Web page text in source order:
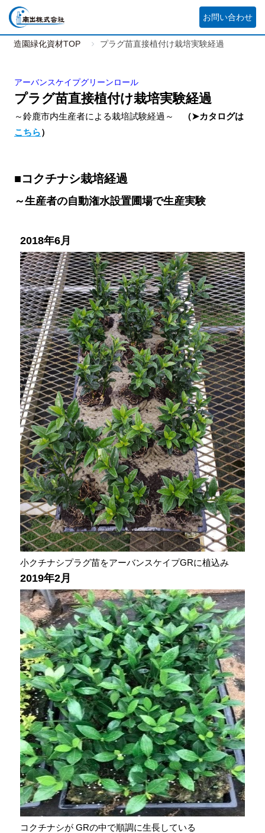
お問い合わせ
造園緑化資材TOP プラグ苗直接植付け栽培実験経過
アーバンスケイプグリーンロール
プラグ苗直接植付け栽培実験経過
～鈴鹿市内生産者による栽培試験経過～
（➤カタログは
こちら）
■コクチナシ栽培経過
～生産者の自動潅水設置圃場で生産実験
2018年6月
小クチナシプラグ苗をアーバンスケイプGRに植込み
2019年2月
コクチナシが GRの中で順調に生長している